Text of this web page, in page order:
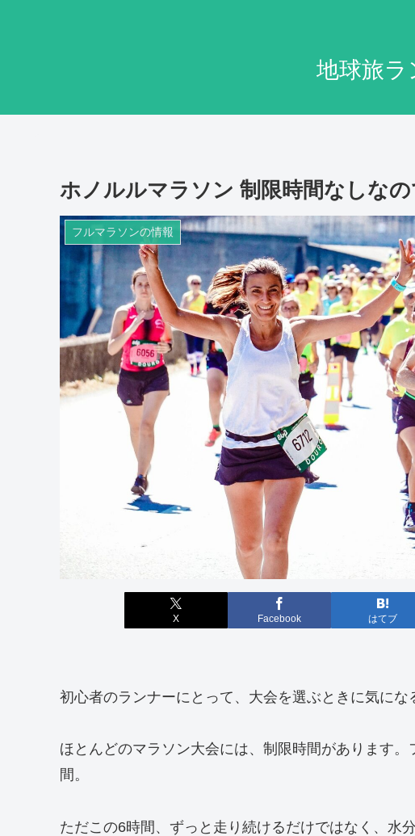
地球旅ラ
ホノルルマラソン 制限時間なしなの
フルマラソンの情報
X Facebook はてブ
初心者のランナーにとって、大会を選ぶときに気にな
ほとんどのマラソン大会には、制限時間があります
間。
ただこの6時間、ずっと走り続けるだけではなく、水